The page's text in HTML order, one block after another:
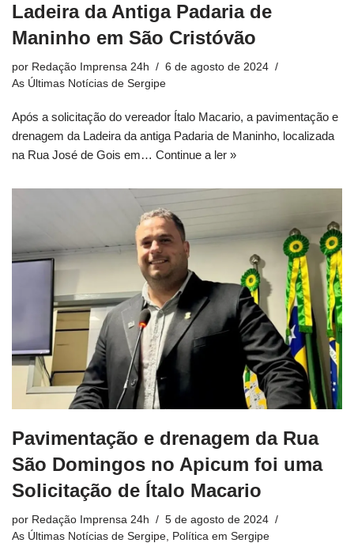
Ladeira da Antiga Padaria de
Maninho em São Cristóvão
por Redação Imprensa 24h
6 de agosto de 2024
As Últimas Notícias de Sergipe
Após a solicitação do vereador Ítalo Macario, a pavimentação e
drenagem da Ladeira da antiga Padaria de Maninho, localizada
na Rua José de Gois em… Continue a ler »
Pavimentação e drenagem da Rua
São Domingos no Apicum foi uma
Solicitação de Ítalo Macario
por Redação Imprensa 24h
5 de agosto de 2024
As Últimas Notícias de Sergipe
Política em Sergipe